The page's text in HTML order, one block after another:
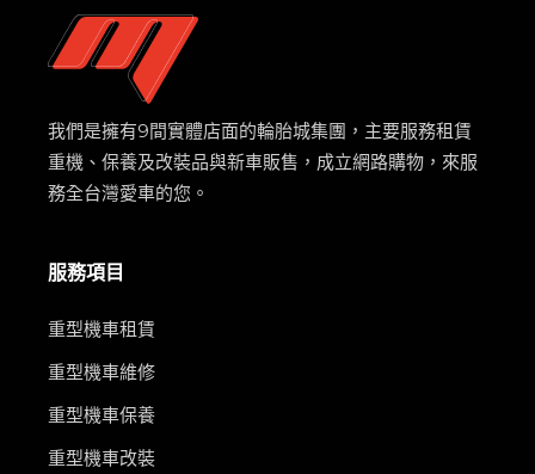
我們是擁有9間實體店面的輪胎城集團，主要服務租賃
重機、保養及改裝品與新車販售，成立網路購物，來服
務全台灣愛車的您。
服務項目
重型機車租賃
重型機車維修
重型機車保養
重型機車改裝